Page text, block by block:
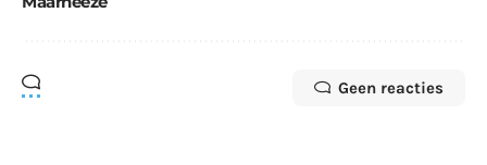
Geen reacties